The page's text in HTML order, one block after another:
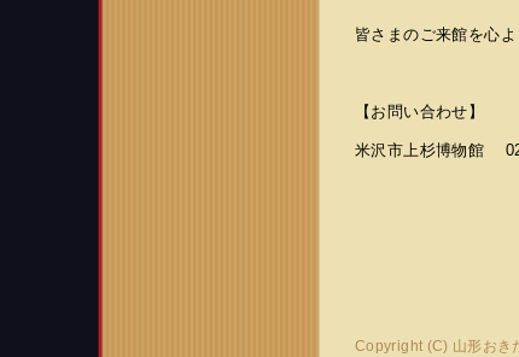
皆さまのご来館を心
【お問い合わせ】
米沢市上杉博物館
Copyright (C) 山形お